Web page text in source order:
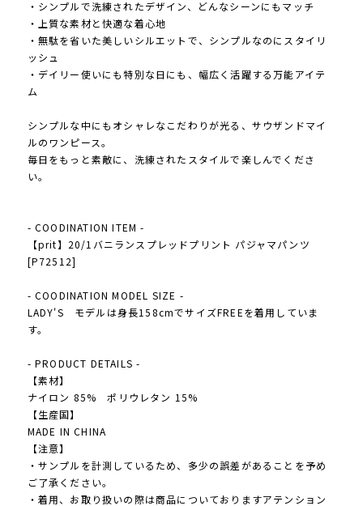
・シンプルで洗練されたデザイン、どんなシーンにもマッチ
・上質な素材と快適な着心地
・無駄を省いた美しいシルエットで、シンプルなのにスタイリ
ッシュ
・デイリー使いにも特別な日にも、幅広く活躍する万能アイテ
ム
シンプルな中にもオシャレなこだわりが光る、サウザンドマイ
ルのワンピース。
毎日をもっと素敵に、洗練されたスタイルで楽しんでくださ
い。
- COODINATION ITEM -
【prit】20/1バニランスプレッドプリント パジャマパンツ
[P72512]
- COODINATION MODEL SIZE -
LADY'S モデルは身長158cmでサイズFREEを着用していま
す。
- PRODUCT DETAILS -
【素材】
ナイロン 85% ポリウレタン 15%
【生産国】
MADE IN CHINA
【注意】
・サンプルを計測しているため、多少の誤差があることを予め
ご了承ください。
・着用、お取り扱いの際は商品についておりますアテンション